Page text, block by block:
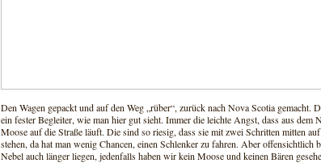
Den Wagen gepackt und auf den Weg „rüber“, zurück nach Nova Scotia gemacht.
ein fester Begleiter, wie man hier gut sieht. Immer die leichte Angst, dass aus dem
Moose auf die Straße läuft. Die sind so riesig, dass sie mit zwei Schritten mitten
stehen, da hat man wenig Chancen, einen Schlenker zu fahren. Aber offensichtlich
Nebel auch länger liegen, jedenfalls haben wir kein Moose und keinen Bären